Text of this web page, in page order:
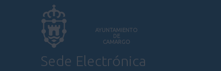
AYUNTAMIENTO
DE
CAMARGO
Sede Electrónica